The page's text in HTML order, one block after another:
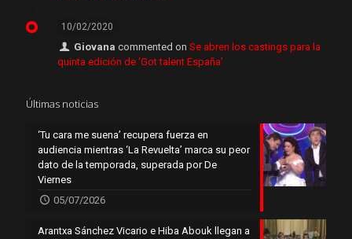
10/02/2020
Giovana commented onSe abren los castings para la
quinta edición de ‘Got talent España’
Últimas noticias
‘Tu cara me suena’ recupera fuerza en
audiencia mientras ‘La Revuelta’ marca su peor
dato de la temporada, superada por De
Viernes
05/07/2026
Arantxa Sánchez Vicario e Hiba Abouk llegan a